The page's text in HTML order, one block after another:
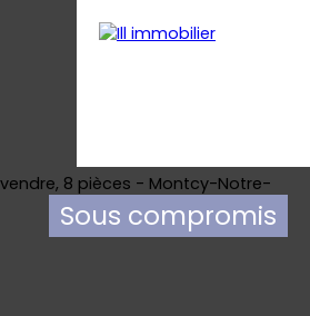
Sous compromis